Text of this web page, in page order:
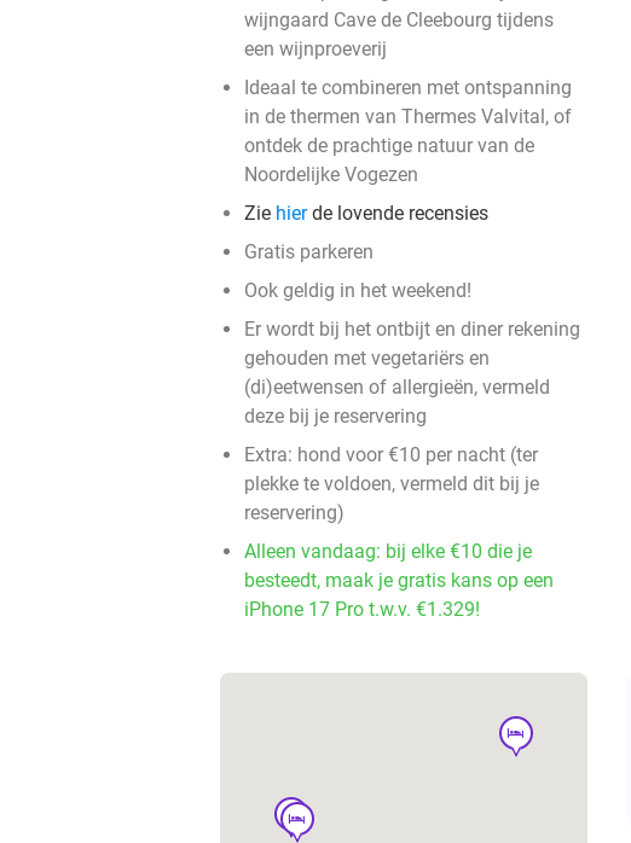
wijngaard Cave de Cleebourg tijdens
een wijnproeverij
Ideaal te combineren met ontspanning
in de thermen van Thermes Valvital, of
ontdek de prachtige natuur van de
Noordelijke Vogezen
Zie hierde lovende recensies
Gratis parkeren
Ook geldig in het weekend!
Er wordt bij het ontbijt en diner rekening
gehouden met vegetariërs en
(di)eetwensen of allergieën, vermeld
deze bij je reservering
Extra: hond voor €10 per nacht (ter
plekke te voldoen, vermeld dit bij je
reservering)
Alleen vandaag: bij elke €10 die je
besteedt, maak je gratis kans op een
iPhone 17 Pro t.w.v. €1.329!
hotel
hotel
hotel